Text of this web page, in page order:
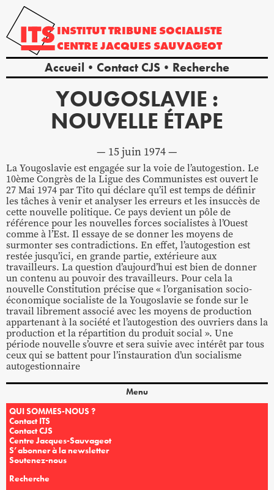
INSTITUTTRIBUNE SOCIALISTE
CENTREJACQUES SAUVAGEOT
Accueil Contact CJS Recherche
YOUGOSLAVIE :
NOUVELLE ÉTAPE
15 juin 1974
La Yougoslavie est engagée sur la voie de l’autogestion. Le
10ème Congrès de la Ligue des Communistes est ouvert le
27 Mai 1974 par Tito qui déclare qu’il est temps de définir
les tâches à venir et analyser les erreurs et les insuccès de
cette nouvelle politique. Ce pays devient un pôle de
référence pour les nouvelles forces socialistes à l’Ouest
comme à l’Est. Il essaye de se donner les moyens de
surmonter ses contradictions. En effet, l’autogestion est
restée jusqu’ici, en grande partie, extérieure aux
travailleurs. La question d’aujourd’hui est bien de donner
un contenu au pouvoir des travailleurs. Pour cela la
nouvelle Constitution précise que « l’organisation socio-
économique socialiste de la Yougoslavie se fonde sur le
travail librement associé avec les moyens de production
appartenant à la société et l’autogestion des ouvriers dans la
production et la répartition du produit social ». Une
période nouvelle s’ouvre et sera suivie avec intérêt par tous
ceux qui se battent pour l’instauration d’un socialisme
autogestionnaire
Menu
QUI SOMMES-NOUS ?
Contact ITS
Contact CJS
Centre Jacques-Sauvageot
S’abonner à la newsletter
Soutenez-nous
Recherche